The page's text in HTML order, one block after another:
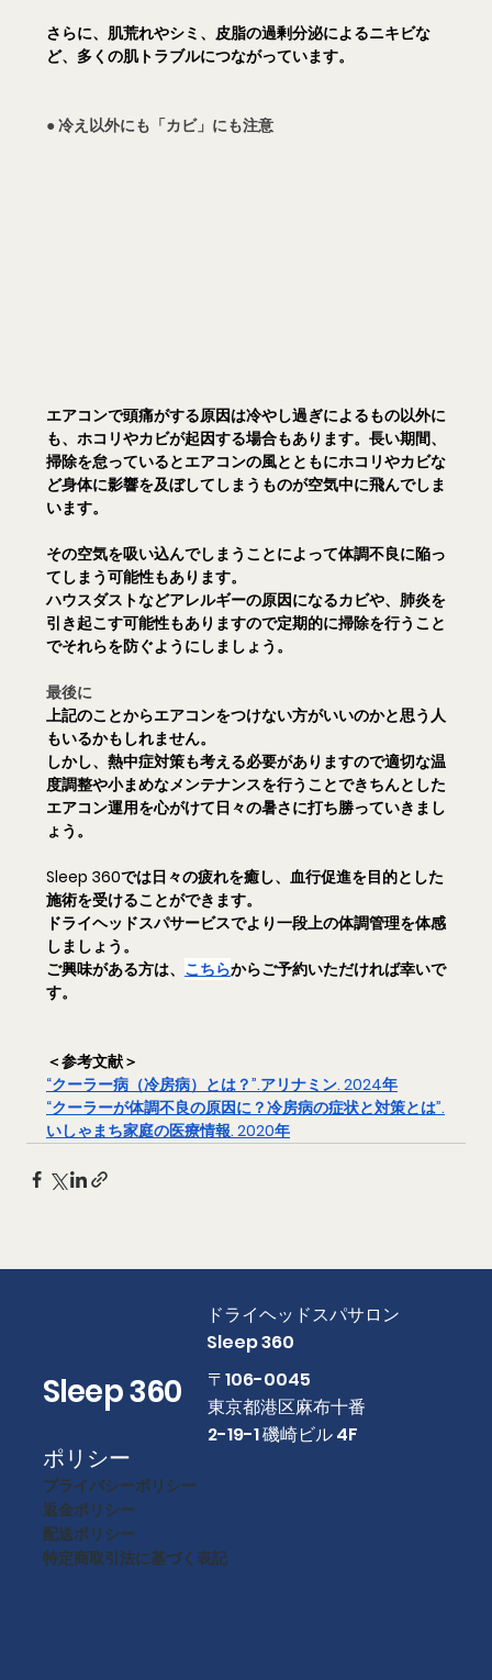
さらに、肌荒れやシミ、皮脂の過剰分泌によるニキビな
ど、多くの肌トラブルにつながっています。
● 冷え以外にも「カビ」にも注意
エアコンで頭痛がする原因は冷やし過ぎによるもの以外に
も、ホコリやカビが起因する場合もあります。長い期間、
掃除を怠っているとエアコンの風とともにホコリやカビな
ど身体に影響を及ぼしてしまうものが空気中に飛んでしま
います。
その空気を吸い込んでしまうことによって体調不良に陥っ
てしまう可能性もあります。
ハウスダストなどアレルギーの原因になるカビや、肺炎を
引き起こす可能性もありますので定期的に掃除を行うこと
でそれらを防ぐようにしましょう。
最後に
上記のことからエアコンをつけない方がいいのかと思う人
もいるかもしれません。
しかし、熱中症対策も考える必要がありますので適切な温
度調整や小まめなメンテナンスを行うことできちんとした
エアコン運用を心がけて日々の暑さに打ち勝っていきまし
ょう。
Sleep 360では日々の疲れを癒し、血行促進を目的とした
施術を受けることができます。
ドライヘッドスパサービスでより一段上の体調管理を体感
しましょう。
ご興味がある方は、 こちらからご予約いただければ幸いで
す。
＜参考文献＞
“クーラー病（冷房病）とは？”.アリナミン. 2024年
“クーラーが体調不良の原因に？冷房病の症状と対策とは”.
いしゃまち家庭の医療情報. 2020年
Sleep 360
ポリシー
プライバシーポリシー
返金ポリシー
配送ポリシー
特定商取引法に基づく表記
​ドライヘッドスパサロン
Sleep 360
​〒106-0045
東京都港区麻布十番
2-19-1 磯崎ビル 4F